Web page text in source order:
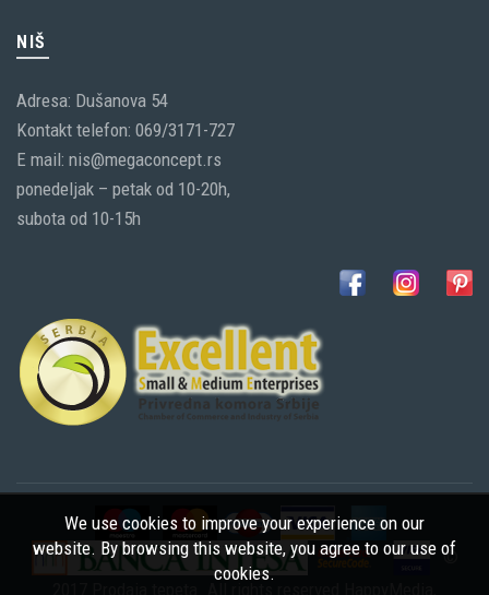
NIŠ
Adresa: Dušanova 54
Kontakt telefon: 069/3171-727
E mail: nis@megaconcept.rs
ponedeljak – petak od 10-20h,
subota od 10-15h
©
We use cookies to improve your experience on our
website. By browsing this website, you agree to our use of
cookies.